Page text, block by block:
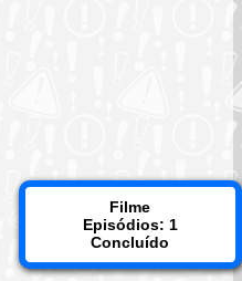
Filme
Episódios: 1
Concluído